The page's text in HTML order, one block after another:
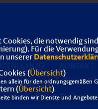
Cookies, die notwendig
Für die
unserer
(Übersicht)
allein für den ordnungsgemäßen
(Übersicht)
binden wir Dienste und